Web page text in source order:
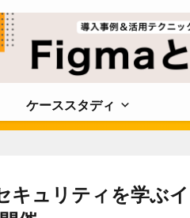
ケーススタディ
キュリティを学ぶイ